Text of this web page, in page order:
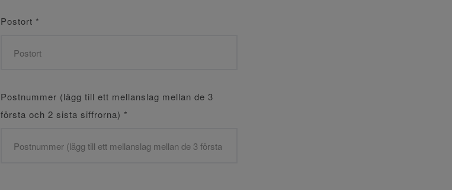
Postort *
Postnummer (lägg till ett mellanslag mellan de 3
första och 2 sista siffrorna) *